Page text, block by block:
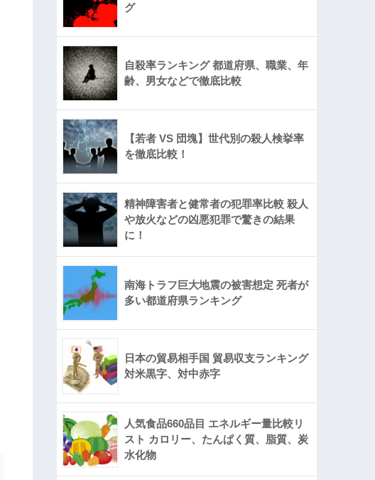
グ
自殺率ランキング 都道府県、職業、年
齢、男女などで徹底比較
【若者 VS 団塊】世代別の殺人検挙率
を徹底比較！
精神障害者と健常者の犯罪率比較 殺人
や放火などの凶悪犯罪で驚きの結果
に！
南海トラフ巨大地震の被害想定 死者が
多い都道府県ランキング
日本の貿易相手国 貿易収支ランキング
対米黒字、対中赤字
人気食品660品目 エネルギー量比較リ
スト カロリー、たんぱく質、脂質、炭
水化物